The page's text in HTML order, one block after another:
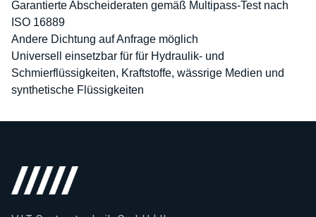
Garantierte Abscheideraten gemäß Multipass-Test nach
ISO 16889
Andere Dichtung auf Anfrage möglich
Universell einsetzbar für für Hydraulik- und
Schmierflüssigkeiten, Kraftstoffe, wässrige Medien und
synthetische Flüssigkeiten